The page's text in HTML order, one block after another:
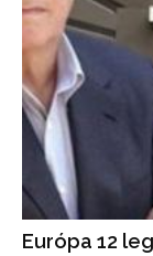
Európa 12